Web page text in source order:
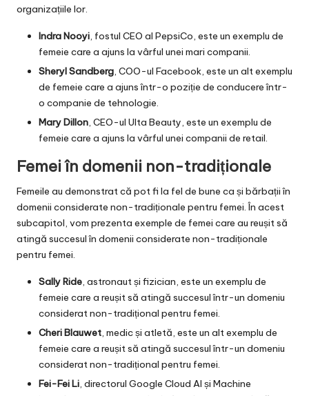
organizațiile lor.
Indra Nooyi, fostul CEO al PepsiCo, este un exemplu de
femeie care a ajuns la vârful unei mari companii.
Sheryl Sandberg, COO-ul Facebook, este un alt exemplu
de femeie care a ajuns într-o poziție de conducere într-
o companie de tehnologie.
Mary Dillon, CEO-ul Ulta Beauty, este un exemplu de
femeie care a ajuns la vârful unei companii de retail.
Femei în domenii non-tradiționale
Femeile au demonstrat că pot fi la fel de bune ca și bărbații în
domenii considerate non-tradiționale pentru femei. În acest
subcapitol, vom prezenta exemple de femei care au reușit să
atingă succesul în domenii considerate non-tradiționale
pentru femei.
Sally Ride, astronaut și fizician, este un exemplu de
femeie care a reușit să atingă succesul într-un domeniu
considerat non-tradițional pentru femei.
Cheri Blauwet, medic și atletă, este un alt exemplu de
femeie care a reușit să atingă succesul într-un domeniu
considerat non-tradițional pentru femei.
Fei-Fei Li, directorul Google Cloud AI și Machine